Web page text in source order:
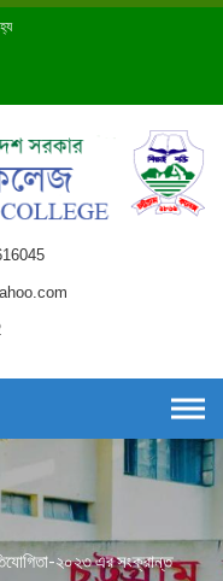
২০২৩ এর সংক্রান্ত